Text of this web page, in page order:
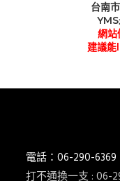
台南
網站
建議能
電話：06-290-6369
打不通換一支 : 06-